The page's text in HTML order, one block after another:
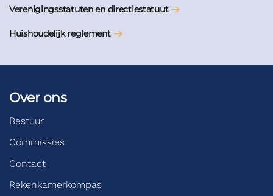
Verenigingsstatuten en directiestatuut
Huishoudelijk reglement
Over ons
Bestuur
Commissies
Contact
Rekenkamerkompas